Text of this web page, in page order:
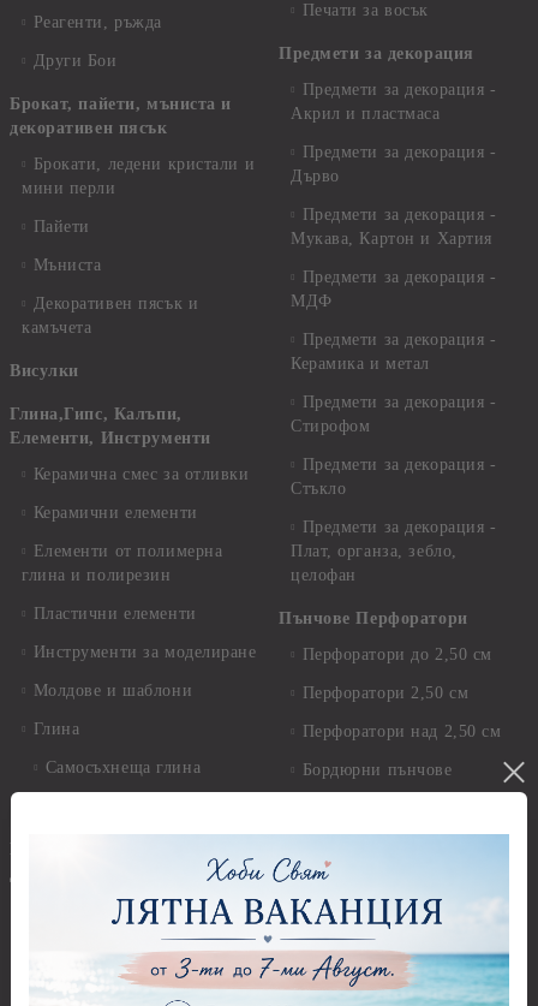
Реагенти, ръжда
Други Бои
Брокат, пайети, мъниста и
декоративен пясък
Брокати, ледени кристали и
мини перли
Пайети
Мъниста
Декоративен пясък и
камъчета
Висулки
Глина,Гипс, Калъпи,
Елементи, Инструменти
Керамична смес за отливки
Керамични елементи
Елементи от полимерна
глина и полирезин
Пластични елементи
Инструменти за моделиране
Молдове и шаблони
Глина
Самосъхнеща глина
Приложни техники и
Декупаж
Декупажна хартия
Оризова декупажна
хартия А4 - Alchemy of Art -
25-30 гр.
Печати за восък
Предмети за декорация
Предмети за декорация -
Акрил и пластмаса
Предмети за декорация -
Дърво
Предмети за декорация -
Мукава, Картон и Хартия
Предмети за декорация -
МДФ
Предмети за декорация -
Керамика и метал
Предмети за декорация -
Стирофом
Предмети за декорация -
Стъкло
Предмети за декорация -
Плат, органза, зебло,
целофан
Пънчове Перфоратори
Перфоратори до 2,50 см
Перфоратори 2,50 см
Перфоратори над 2,50 см
Бордюрни пънчове
Фигури - кръгове, овали
Перфоратори - Сърца и
звезди
Перфоратори - Цветя, листа
и клонки